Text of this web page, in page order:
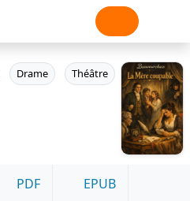
Drame Théâtre
PDF EPUB